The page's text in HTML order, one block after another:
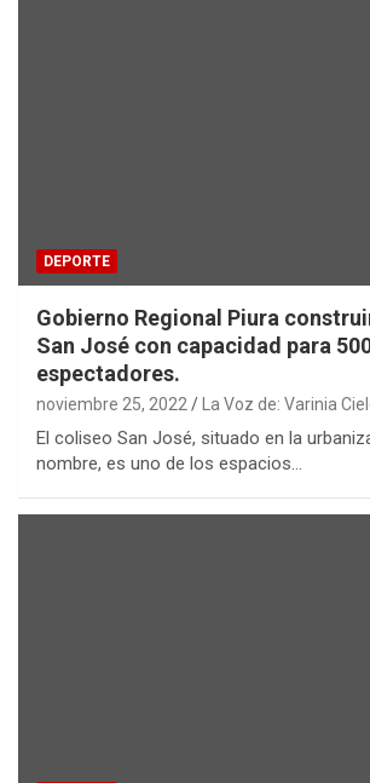
DEPORTE
Gobierno Regional Piura
San José con capacidad para
espectadores.
noviembre 25, 2022 La Voz de: Varinia
El coliseo San José, situado en la
nombre, es uno de los espacios…